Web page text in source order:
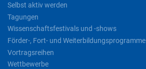
Selbst aktiv werden
Tagungen
Wissenschaftsfestivals und -shows
Förder-, Fort- und Weiterbildungsprogramme
Vortragsreihen
Wettbewerbe